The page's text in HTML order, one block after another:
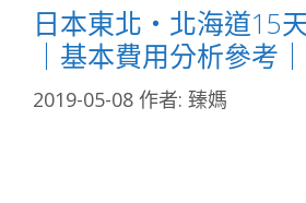
日本東北・北海道15
｜基本費用分析參考
2019-05-08 作者: 臻媽